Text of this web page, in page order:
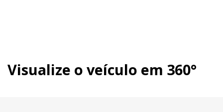
Visualize o veículo em 360°